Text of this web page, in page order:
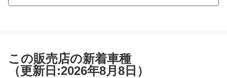
この販売店の新着車種
（更新日:2026年8月8日）